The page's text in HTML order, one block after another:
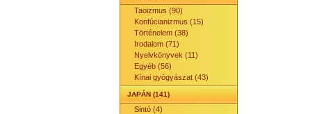
Taoizmus (90)
Konfúcianizmus (15)
Történelem (38)
Irodalom (71)
Nyelvkönyvek (11)
Egyéb (56)
Kínai gyógyászat (43)
JAPÁN (141)
Sintó (4)